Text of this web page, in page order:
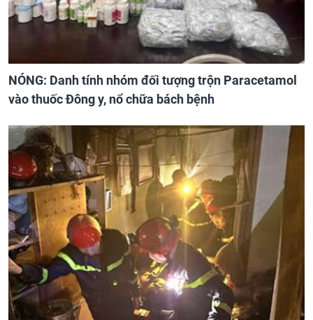
NÓNG: Danh tính nhóm đối tượng trộn Paracetamol
vào thuốc Đông y, nổ chữa bách bệnh